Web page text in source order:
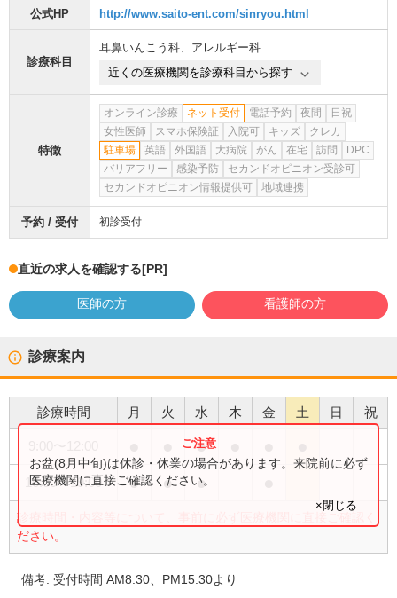
公式HP http://www.saito-ent.com/sinryou.html
診療科目
耳鼻いんこう科、 アレルギー科
近くの医療機関を診療科目から探す
特徴
オンライン診療 ネット受付 電話予約 夜間
日祝
女性医師
スマホ保険証 入院可 キッズ
クレカ
駐車場
英語 外国語 大病院 がん 在宅 訪問
DPC
バリアフリー
感染予防
セカンドオピニオン受診可
セカンドオピニオン情報提供可
地域連携
予約 / 受付 初診受付
直近の求人を確認する[PR]
医師の方 看護師の方
診療案内
診療時間 月 火 水 木 金 土 日 祝
●
16:00〜19:00 ● ● ●
診療時間・内容等について、事前に必ず医療機関に直接ご確認く
ださい。
お盆(8月中旬)は休診・休業の場合があります。来院前に必ず
医療機関に直接ご確認ください。
×閉じる
備考:受付時間 AM8:30、PM15:30より